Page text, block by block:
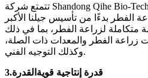
تتمتع شركة Shandong Qihe Bio-Technology Co., Ltd بأكثر من 20
الفطر بدءًا من تأسيس جيلنا الأكبر
متكاملة لزراعة الفطر، بما في ذلك
زراعة الفطر والمعدات ذات الصلة،
وكذلك التوجيه الفني.
3. قدرة إنتاجية قوية القدرة